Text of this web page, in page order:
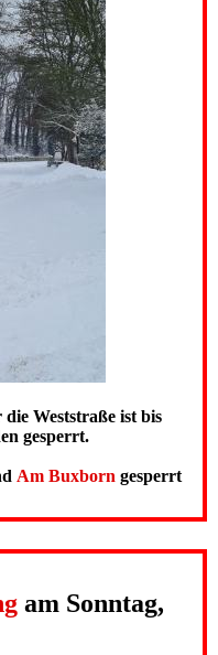
Weststraße ist bis
gesperrt.
Am Buxborn gesperrt
am Sonntag,